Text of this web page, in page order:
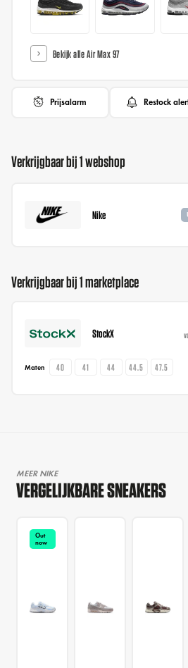
Bekijk alle Air Max 97
Prijsalarm Restock
Verkrijgbaar bij 1 webshop
Nike
Verkrijgbaar bij 1 marketplace
StockX
Maten 40 41 44 44.5 47.5
MEER NIKE
VERGELIJKBARE SNEAKERS
Out
now